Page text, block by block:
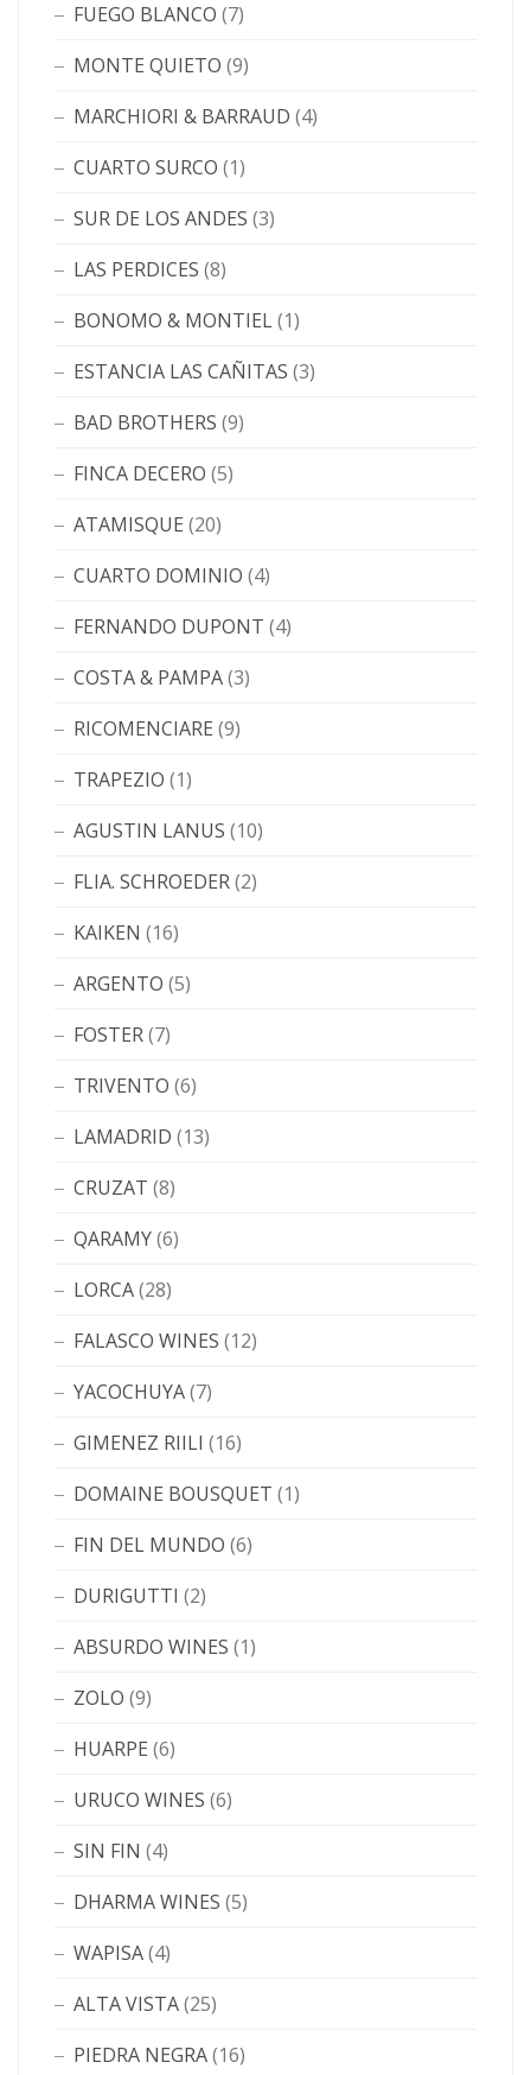
FUEGO BLANCO (7)
MONTE QUIETO (9)
MARCHIORI & BARRAUD (4)
CUARTO SURCO (1)
SUR DE LOS ANDES (3)
LAS PERDICES (8)
BONOMO & MONTIEL(1)
ESTANCIA LAS CAÑITAS (3)
BAD BROTHERS (9)
FINCA DECERO (5)
ATAMISQUE (20)
CUARTO DOMINIO (4)
FERNANDO DUPONT (4)
COSTA & PAMPA(3)
RICOMENCIARE (9)
TRAPEZIO (1)
AGUSTIN LANUS (10)
FLIA. SCHROEDER(2)
KAIKEN (16)
ARGENTO (5)
FOSTER(7)
TRIVENTO (6)
LAMADRID (13)
CRUZAT (8)
QARAMY(6)
LORCA(28)
FALASCO WINES (12)
YACOCHUYA(7)
GIMENEZ RIILI (16)
DOMAINE BOUSQUET (1)
FIN DEL MUNDO (6)
DURIGUTTI (2)
ABSURDO WINES (1)
ZOLO (9)
HUARPE (6)
URUCO WINES (6)
SIN FIN (4)
DHARMA WINES (5)
WAPISA(4)
ALTA VISTA(25)
PIEDRA NEGRA(16)